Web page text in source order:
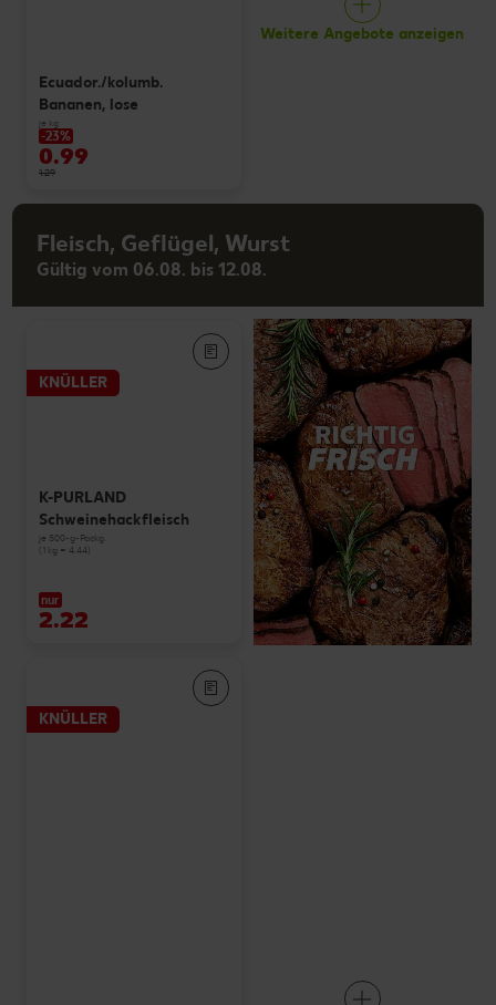
Ecuador./kolumb.
Bananen, lose
je kg
-23%
0.99
1.29
Weitere Angebote anzeigen
Fleisch, Geflügel, Wurst
Gültig vom 06.08. bis 12.08.
KNÜLLER
K-PURLAND
Schweinehackfleisch
je 500-g-Packg.
(1 kg = 4.44)
nur
2.22
KNÜLLER